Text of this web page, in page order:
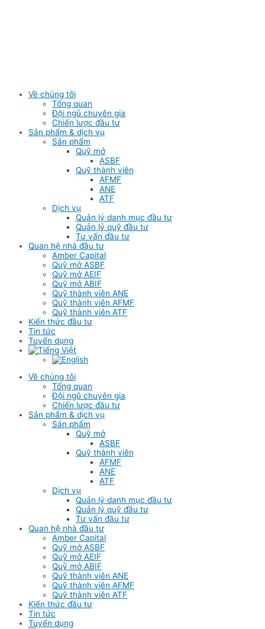
Về chúng tôi
Tổng quan
Đội ngũ chuyên gia
Chiến lược đầu tư
Sản phẩm & dịch vụ
Sản phẩm
Quỹ mở
ASBF
Quỹ thành viên
AFMF
ANE
ATF
Dịch vụ
Quản lý danh mục đầu tư
Quản lý quỹ đầu tư
Tư vấn đầu tư
Quan hệ nhà đầu tư
Amber Capital
Quỹ mở ASBF
Quỹ mở AEIF
Quỹ mở ABIF
Quỹ thành viên ANE
Quỹ thành viên AFMF
Quỹ thành viên ATF
Kiến thức đầu tư
Tin tức
Tuyển dụng
Về chúng tôi
Tổng quan
Đội ngũ chuyên gia
Chiến lược đầu tư
Sản phẩm & dịch vụ
Sản phẩm
Quỹ mở
ASBF
Quỹ thành viên
AFMF
ANE
ATF
Dịch vụ
Quản lý danh mục đầu tư
Quản lý quỹ đầu tư
Tư vấn đầu tư
Quan hệ nhà đầu tư
Amber Capital
Quỹ mở ASBF
Quỹ mở AEIF
Quỹ mở ABIF
Quỹ thành viên ANE
Quỹ thành viên AFMF
Quỹ thành viên ATF
Kiến thức đầu tư
Tin tức
Tuyển dụng